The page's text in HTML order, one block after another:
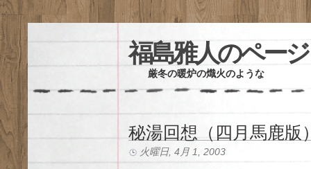
福島雅人のページ
厳冬の暖炉の熾火のような
秘湯回想（四月馬鹿
火曜日, 4月 1, 2003